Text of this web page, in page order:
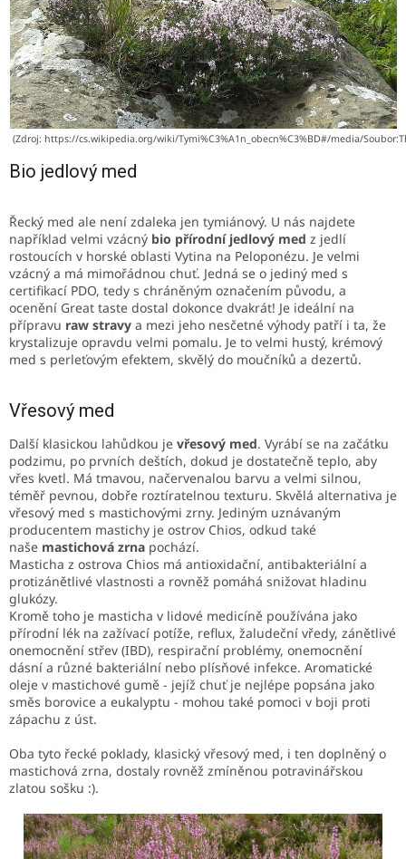
(Zdroj: https://cs.wikipedia.org/wiki/Tymi%C3%A1n_obecn%C3%BD#/media/
Bio jedlový med
Řecký med ale není zdaleka jen tymiánový. U nás najdete
například velmi vzácný bio přírodní jedlový med z jedlí
rostoucích v horské oblasti Vytina na Peloponézu. Je velmi
vzácný a má mimořádnou chuť. Jedná se o jediný med s
certifikací PDO, tedy s chráněným označením původu, a
ocenění Great taste dostal dokonce dvakrát! Je ideální na
přípravu raw stravy a mezi jeho nesčetné výhody patří i ta, že
krystalizuje opravdu velmi pomalu. Je to velmi hustý, krémový
med s perleťovým efektem, skvělý do moučníků a dezertů.
Vřesový med
Další klasickou lahůdkou je vřesový med. Vyrábí se na začátku
podzimu, po prvních deštích, dokud je dostatečně teplo, aby
vřes kvetl. Má tmavou, načervenalou barvu a velmi silnou,
téměř pevnou, dobře roztíratelnou texturu. Skvělá alternativa je
vřesový med s mastichovými zrny. Jediným uznávaným
producentem mastichy je ostrov Chios, odkud také
naše mastichová zrna pochází.
Masticha z ostrova Chios má antioxidační, antibakteriální a
protizánětlivé vlastnosti a rovněž pomáhá snižovat hladinu
glukózy.
Kromě toho je masticha v lidové medicíně používána jako
přírodní lék na zažívací potíže, reflux, žaludeční vředy, zánětlivé
onemocnění střev (IBD), respirační problémy, onemocnění
dásní a různé bakteriální nebo plísňové infekce. Aromatické
oleje v mastichové gumě - jejíž chuť je nejlépe popsána jako
směs borovice a eukalyptu - mohou také pomoci v boji proti
zápachu z úst.
Oba tyto řecké poklady, klasický vřesový med, i ten doplněný o
mastichová zrna, dostaly rovněž zmíněnou potravinářskou
zlatou sošku :).